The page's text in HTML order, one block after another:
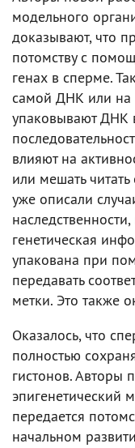
модельного
доказывают, что
потомству с
генах в сперме.
самой ДНК или на
упаковывают ДНК
влияют на
или мешать
уже описали
генетическая
упакована при
передавать
метки. Это также
Оказалось, что
полностью
гистонов. Авторы
эпигенетический
передается
начальном